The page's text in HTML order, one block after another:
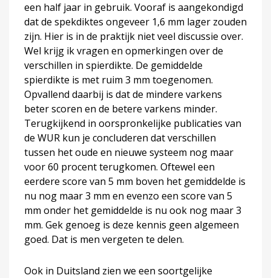
een half jaar in gebruik. Vooraf is aangekondigd
dat de spekdiktes ongeveer 1,6 mm lager zouden
zijn. Hier is in de praktijk niet veel discussie over.
Wel krijg ik vragen en opmerkingen over de
verschillen in spierdikte. De gemiddelde
spierdikte is met ruim 3 mm toegenomen.
Opvallend daarbij is dat de mindere varkens
beter scoren en de betere varkens minder.
Terugkijkend in oorspronkelijke publicaties van
de WUR kun je concluderen dat verschillen
tussen het oude en nieuwe systeem nog maar
voor 60 procent terugkomen. Oftewel een
eerdere score van 5 mm boven het gemiddelde is
nu nog maar 3 mm en evenzo een score van 5
mm onder het gemiddelde is nu ook nog maar 3
mm. Gek genoeg is deze kennis geen algemeen
goed. Dat is men vergeten te delen.
Ook in Duitsland zien we een soortgelijke